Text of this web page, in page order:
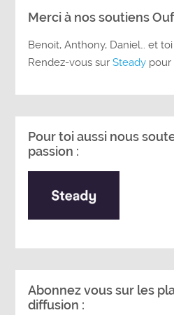
Merci à nos soutiens
Benoit, Anthony, Daniel… et
Rendez-vous surSteady pour
Pour toi aussi nous
passion :
Abonnez vous sur les
diffusion :